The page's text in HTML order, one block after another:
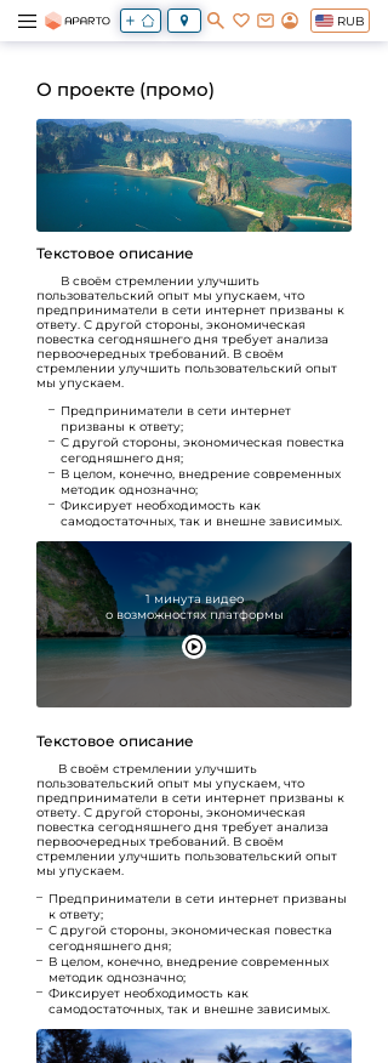
RUB
О проекте (промо)
Текстовое описание
В своём стремлении улучшить
пользовательский опыт мы упускаем, что
предприниматели в сети интернет призваны к
ответу. С другой стороны, экономическая
повестка сегодняшнего дня требует анализа
первоочередных требований. В своём
стремлении улучшить пользовательский опыт
мы упускаем.
Предприниматели в сети интернет
призваны к ответу;
С другой стороны, экономическая повестка
сегодняшнего дня;
В целом, конечно, внедрение современных
методик однозначно;
Фиксирует необходимость как
самодостаточных, так и внешне зависимых.
1 минута видео
о возможностях платформы
Текстовое описание
В своём стремлении улучшить
пользовательский опыт мы упускаем, что
предприниматели в сети интернет призваны к
ответу. С другой стороны, экономическая
повестка сегодняшнего дня требует анализа
первоочередных требований. В своём
стремлении улучшить пользовательский опыт
мы упускаем.
Предприниматели в сети интернет призваны
к ответу;
С другой стороны, экономическая повестка
сегодняшнего дня;
В целом, конечно, внедрение современных
методик однозначно;
Фиксирует необходимость как
самодостаточных, так и внешне зависимых.